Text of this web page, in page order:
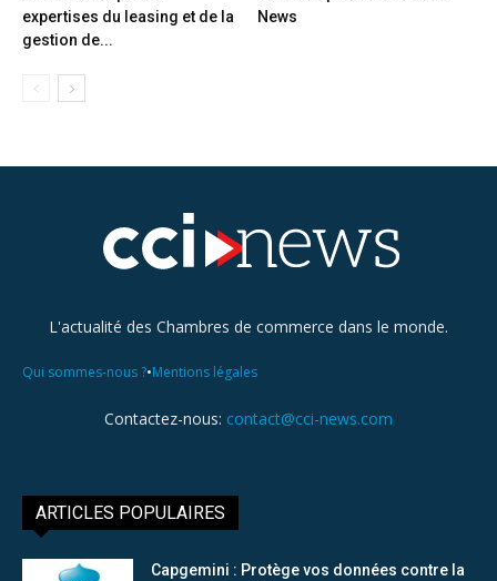
expertises du leasing et de la
gestion de...
News
L'actualité des Chambres de commerce dans le monde.
Qui sommes-nous ?•Mentions légales
Contactez-nous: contact@cci-news.com
ARTICLES POPULAIRES
Capgemini : Protège vos données contre la